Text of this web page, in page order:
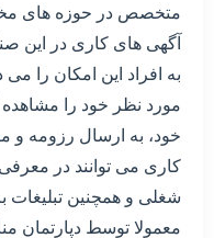
متخصص در حوزه های
آگهی های کاری در این
به افراد این امکان را
مورد نظر خود را مشاهده
خود، به ارسال رزومه و
کاری می توانند در
شغلی و همچنین تبلیغات
معمولا توسط دپارتمان